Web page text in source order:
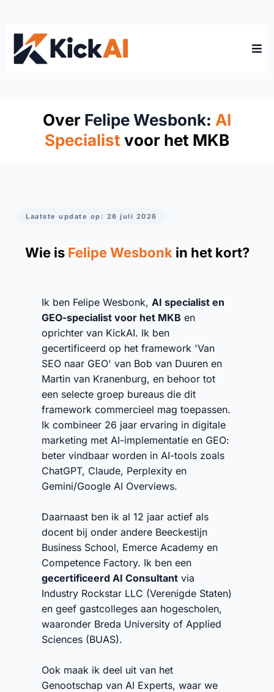
Over Felipe Wesbonk: AI
Specialist voor het MKB
Laatste update op: 26 juli 2026
Wie is Felipe Wesbonk in het kort?
Ik ben Felipe Wesbonk, AI specialist en
GEO-specialist voor het MKB en
oprichter van KickAI. Ik ben
gecertificeerd op het framework 'Van
SEO naar GEO' van Bob van Duuren en
Martin van Kranenburg, en behoor tot
een selecte groep bureaus die dit
framework commercieel mag toepassen.
Ik combineer 26 jaar ervaring in digitale
marketing met AI-implementatie en GEO:
beter vindbaar worden in AI-tools zoals
ChatGPT, Claude, Perplexity en
Gemini/Google AI Overviews.
Daarnaast ben ik al 12 jaar actief als
docent bij onder andere Beeckestijn
Business School, Emerce Academy en
Competence Factory. Ik ben een
gecertificeerd AI Consultant via
Industry Rockstar LLC (Verenigde Staten)
en geef gastcolleges aan hogescholen,
waaronder Breda University of Applied
Sciences (BUAS).
Ook maak ik deel uit van het
Genootschap van AI Experts, waar we